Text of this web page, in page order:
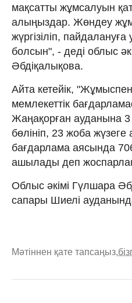
мақсатты жұмсалуын
алыңыздар. Жөндеу
жүргізіліп,
болсын", - деді облыс
Әбдіқалықова.
Айта кетейік,
мемлекеттік
Жаңақорған ауданына
бөлініп, 23 жоба
бағдарлама аясында
ашылады деп
Облыс әкімі Гүлшара
сапары Шиелі
Мәтіннен қате тапсаңыз,